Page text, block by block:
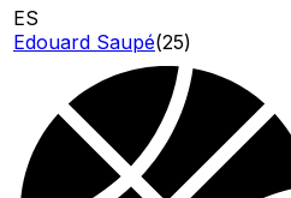
ES
Edouard Saupé(25)